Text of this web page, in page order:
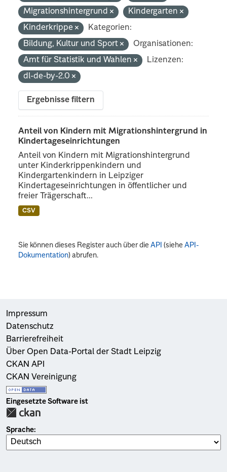
Migrationshintergrund
Kindergarten
Kinderkrippe
Kategorien:
Bildung, Kultur und Sport
Organisationen:
Amt für Statistik und Wahlen
Lizenzen:
dl-de-by-2.0
Ergebnisse filtern
Anteil von Kindern mit Migrationshintergrund in
Kindertageseinrichtungen
Anteil von Kindern mit Migrationshintergrund
unter Kinderkrippenkindern und
Kindergartenkindern in Leipziger
Kindertageseinrichtungen in öffentlicher und
freier Trägerschaft...
CSV
Sie können dieses Register auch über dieAPI (sieheAPI-
Dokumentation) abrufen.
Impressum
Datenschutz
Barrierefreiheit
Über Open Data-Portal der Stadt Leipzig
CKAN API
CKAN Vereinigung
Eingesetzte Software ist
Sprache